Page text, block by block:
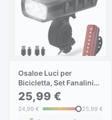
Osaloe Luci per
Bicicletta, Set Fanalini
Anteriori e Posteriori
per Bicicletta Luci
Bicicletta Dual
25,99 €
24,99 € 25,99 €